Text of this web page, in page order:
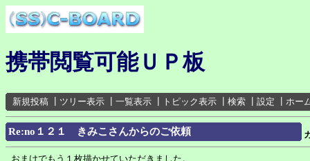
携帯閲覧可能ＵＰ板
新規投稿 ツリー表示 一覧表示 トピック表示 検索 設定 ホー
Re:no１２１ きみこさんからのご依頼
おまけでもう１枚描かせていただきました。